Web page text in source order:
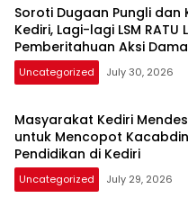
Soroti Dugaan Pungli dan
Kediri, Lagi-lagi LSM
Pemberitahuan Aksi
Uncategorized July 30, 2026
Masyarakat Kediri Mendesak Gubernur Jawa Timur
untuk Mencopot
Pendidikan di Kediri
Uncategorized July 29, 2026